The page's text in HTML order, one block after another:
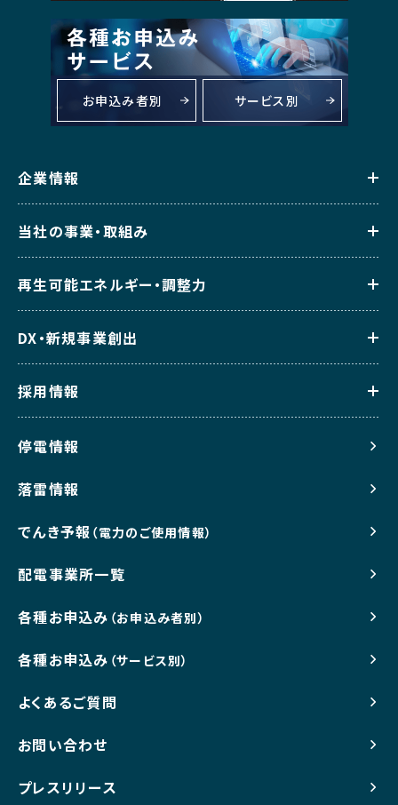
お申込み者別 サービス別
企業情報
当社の事業・取組み
再生可能エネルギー・調整力
DX・新規事業創出
採用情報
停電情報
落雷情報
でんき予報 （電力のご使用情報）
配電事業所一覧
各種お申込み （お申込み者別）
各種お申込み （サービス別）
よくあるご質問
お問い合わせ
プレスリリース